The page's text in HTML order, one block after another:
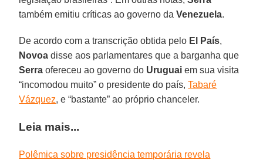
também emitiu críticas ao governo daVenezuela.
De acordo com a transcrição obtida pelo El País,
Novoa disse aos parlamentares que a barganha que
Serra ofereceu ao governo do Uruguai em sua visita
“incomodou muito” o presidente do país,Tabaré
Vázquez, e “bastante” ao próprio chanceler.
Leia mais...
Polêmica sobre presidência temporária revela